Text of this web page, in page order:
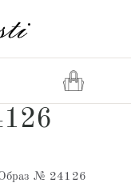
№ 24126